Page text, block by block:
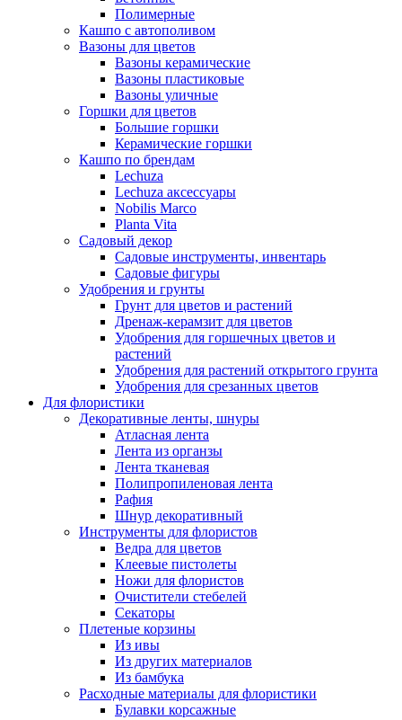
Полимерные
Кашпо с автополивом
Вазоны для цветов
Вазоны керамические
Вазоны пластиковые
Вазоны уличные
Горшки для цветов
Большие горшки
Керамические горшки
Кашпо по брендам
Lechuza
Lechuza аксессуары
Nobilis Marco
Planta Vita
Садовый декор
Садовые инструменты, инвентарь
Садовые фигуры
Удобрения и грунты
Грунт для цветов и растений
Дренаж-керамзит для цветов
Удобрения для горшечных цветов и
растений
Удобрения для растений открытого грунта
Удобрения для срезанных цветов
Для флористики
Декоративные ленты, шнуры
Атласная лента
Лента из органзы
Лента тканевая
Полипропиленовая лента
Рафия
Шнур декоративный
Инструменты для флористов
Ведра для цветов
Клеевые пистолеты
Ножи для флористов
Очистители стебелей
Секаторы
Плетеные корзины
Из ивы
Из других материалов
Из бамбука
Расходные материалы для флористики
Булавки корсажные